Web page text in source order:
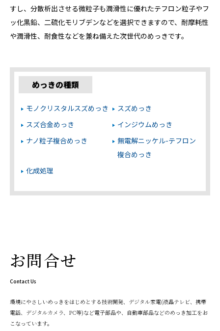
すし、分散析出させる微粒子も潤滑性に優れたテフロン粒子やフ
ッ化黒鉛、二硫化モリブデンなどを選択できますので、耐摩耗性
や潤滑性、耐食性などを兼ね備えた次世代のめっきです。
めっきの種類
モノクリスタルスズめっき
スズめっき
スズ合金めっき
インジウムめっき
ナノ粒子複合めっき
無電解ニッケル-テフロン
複合めっき
化成処理
お問合せ
Contact Us
環境にやさしいめっきをはじめとする技術開発、デジタル家電(液晶テレビ、携帯
電話、デジタルカメラ、PC等)など電子部品や、自動車部品などのめっき加工をお
こなっています。